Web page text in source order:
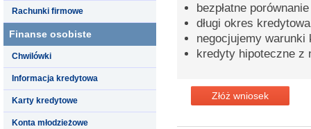
Rachunki firmowe
Finanse osobiste
Chwilówki
Informacja kredytowa
Karty kredytowe
Konta młodzieżowe
bezpłatne
długi okres
negocjujemy warunki
kredyty hipoteczne z
Złóż wniosek